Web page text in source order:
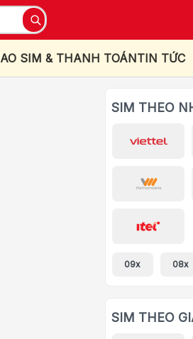
SIM & THANH TOÁNTIN TỨC
SIM THEO
09x 08x
SIM THEO